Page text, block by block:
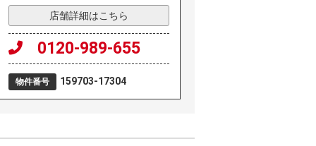
店舗詳細はこちら
0120-989-655
物件番号 159703-17304